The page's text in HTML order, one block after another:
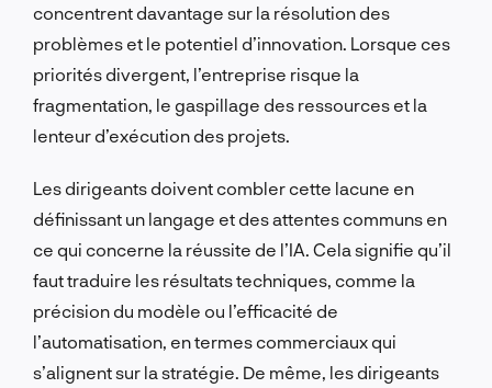
concentrent davantage sur la résolution des
problèmes et le potentiel d’innovation. Lorsque ces
priorités divergent, l’entreprise risque la
fragmentation, le gaspillage des ressources et la
lenteur d’exécution des projets.
Les dirigeants doivent combler cette lacune en
définissant un langage et des attentes communs en
ce qui concerne la réussite de l’IA. Cela signifie qu’il
faut traduire les résultats techniques, comme la
précision du modèle ou l’efficacité de
l’automatisation, en termes commerciaux qui
s’alignent sur la stratégie. De même, les dirigeants